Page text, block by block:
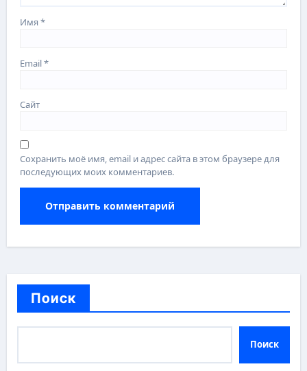
Имя*
Email*
Сайт
Сохранить моё имя, email и адрес сайта в этом браузере для
последующих моих комментариев.
Поиск
Поиск